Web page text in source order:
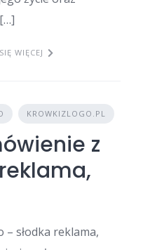
WIĘCEJ
KROWKIZLOGO.PL
z
słodka reklama,